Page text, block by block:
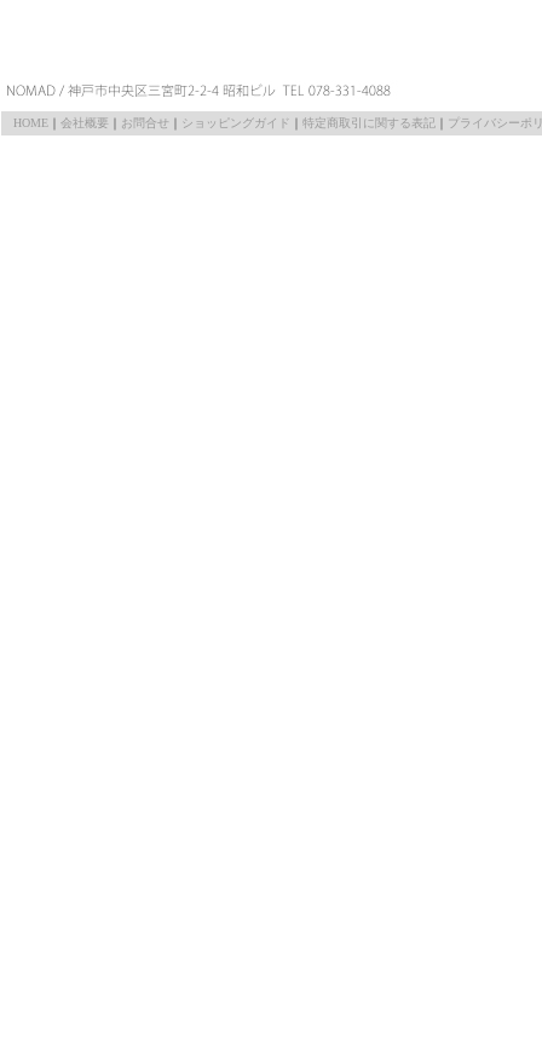
HOME ｜ 会社概要 ｜ お問合せ ｜ ショッピングガイド ｜ 特定商取引に関する表記 ｜ プライバシーポ